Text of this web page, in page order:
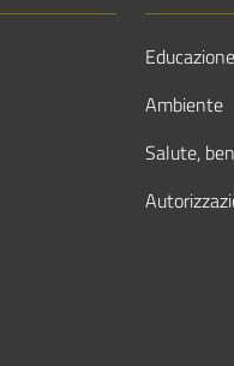
Ambiente
Salute,